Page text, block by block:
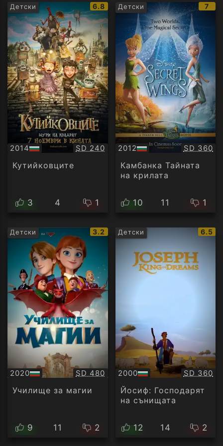
Детски
IMDb
рейтинг:
6.8
2014
БГ
аудио
Качество:
SD 240
Кутийковците
3 4 1
Детски 7
2012
БГ
аудио
SD 360
Камбанка Тайната
на крилата
10 11 1
Детски
IMDb
рейтинг:
3.2
2020
БГ
аудио
Качество:
SD 480
Училище за магии
9 11 2
Детски
IMDb
6.5
2000
БГ
аудио
SD 360
Йосиф: Господарят
на сънищата
12 14 2